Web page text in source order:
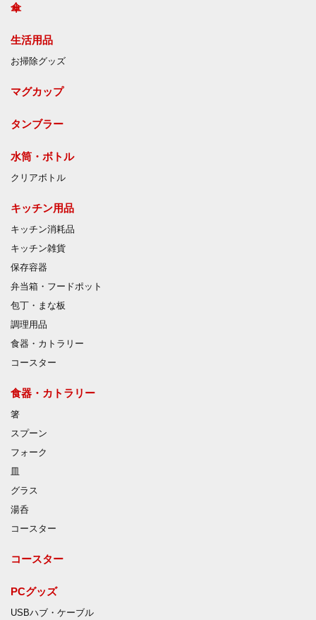
傘
生活用品
お掃除グッズ
マグカップ
タンブラー
水筒・ボトル
クリアボトル
キッチン用品
キッチン消耗品
キッチン雑貨
保存容器
弁当箱・フードポット
包丁・まな板
調理用品
食器・カトラリー
コースター
食器・カトラリー
箸
スプーン
フォーク
皿
グラス
湯呑
コースター
コースター
PCグッズ
USBハブ・ケーブル